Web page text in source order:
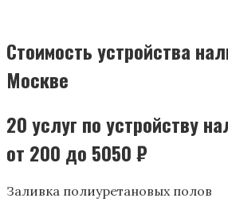
Стоимость устройства
Москве
20 услуг по устройству
от 200 до 5050 ₽
Заливка полиуретановых полов